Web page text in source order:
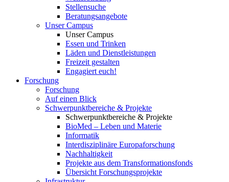
Stellensuche
Beratungsangebote
Unser Campus
Unser Campus
Essen und Trinken
Läden und Dienstleistungen
Freizeit gestalten
Engagiert euch!
Forschung
Forschung
Auf einen Blick
Schwerpunktbereiche & Projekte
Schwerpunktbereiche & Projekte
BioMed – Leben und Materie
Informatik
Interdisziplinäre Europaforschung
Nachhaltigkeit
Projekte aus dem Transformationsfonds
Übersicht Forschungsprojekte